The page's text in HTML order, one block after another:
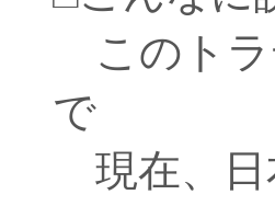
このトラ
で
現在、日